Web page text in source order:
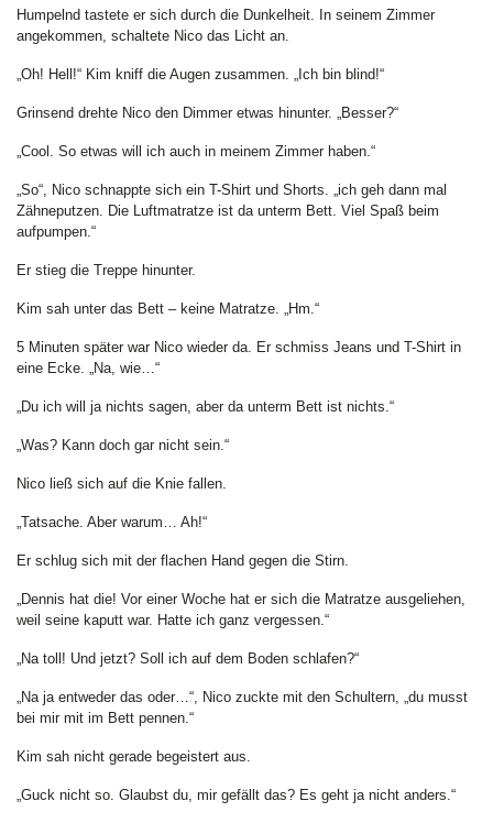
Humpelnd tastete er sich durch die Dunkelheit. In seinem Zimmer
angekommen, schaltete Nico das Licht an.
„Oh! Hell!“ Kim kniff die Augen zusammen. „Ich bin blind!“
Grinsend drehte Nico den Dimmer etwas hinunter. „Besser?“
„Cool. So etwas will ich auch in meinem Zimmer haben.“
„So“, Nico schnappte sich ein T-Shirt und Shorts. „ich geh dann mal
Zähneputzen. Die Luftmatratze ist da unterm Bett. Viel Spaß beim
aufpumpen.“
Er stieg die Treppe hinunter.
Kim sah unter das Bett – keine Matratze. „Hm.“
5 Minuten später war Nico wieder da. Er schmiss Jeans und T-Shirt in
eine Ecke. „Na, wie…“
„Du ich will ja nichts sagen, aber da unterm Bett ist nichts.“
„Was? Kann doch gar nicht sein.“
Nico ließ sich auf die Knie fallen.
„Tatsache. Aber warum… Ah!“
Er schlug sich mit der flachen Hand gegen die Stirn.
„Dennis hat die! Vor einer Woche hat er sich die Matratze ausgeliehen,
weil seine kaputt war. Hatte ich ganz vergessen.“
„Na toll! Und jetzt? Soll ich auf dem Boden schlafen?“
„Na ja entweder das oder…“, Nico zuckte mit den Schultern, „du musst
bei mir mit im Bett pennen.“
Kim sah nicht gerade begeistert aus.
„Guck nicht so. Glaubst du, mir gefällt das? Es geht ja nicht anders.“